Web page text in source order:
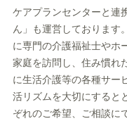
ケアプランセンターと連
ん」も運営しております
に専門の介護福祉士やホ
家庭を訪問し、住み慣れ
に生活介護等の各種サー
活リズムを大切にすると
ぞれのご希望、ご相談に